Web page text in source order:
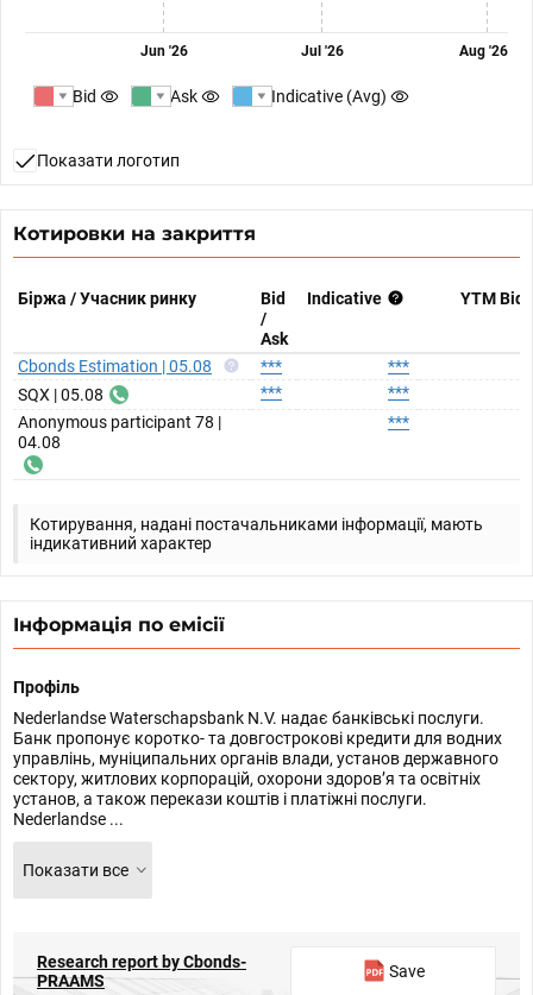
Jun '26 Jul '26 Aug '26
Bid Ask Indicative (Avg)
Показати логотип
Котировки на закриття
Біржа / Учасник ринку
Bid
/
Ask
Indicative YTM Bid
Cbonds Estimation | 05.08 *** ***
SQX | 05.08
*** ***
Anonymous participant 78 |
04.08
***
Котирування, надані постачальниками інформації, мають
індикативний характер
Інформація по емісії
Профіль
Nederlandse Waterschapsbank N.V. надає банківські послуги.
Банк пропонує коротко- та довгострокові кредити для водних
управлінь, муніципальних органів влади, установ державного
сектору, житлових корпорацій, охорони здоров’я та освітніх
установ, а також перекази коштів і платіжні послуги.
Nederlandse ...
Показати все
Research report by Cbonds-
PRAAMS
Save